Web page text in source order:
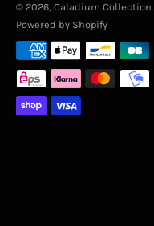
© 2026, Caladium Collection.
Powered by Shopify
Zahlungsmethoden